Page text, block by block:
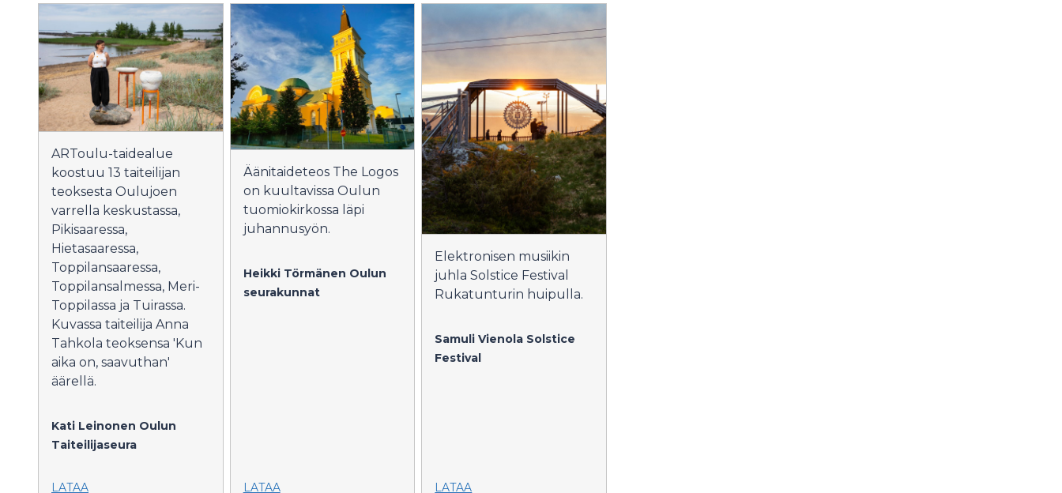
ARToulu-taidealue
koostuu 13 taiteilijan
teoksesta Oulujoen
varrella keskustassa,
Pikisaaressa,
Hietasaaressa,
Toppilansaaressa,
Toppilansalmessa, Meri-
Toppilassa ja Tuirassa.
Kuvassa taiteilija Anna
Tahkola teoksensa 'Kun
aika on, saavuthan'
äärellä.
Kati Leinonen Oulun
Taiteilijaseura
LATAA
Äänitaideteos The Logos
on kuultavissa Oulun
tuomiokirkossa läpi
juhannusyön.
Heikki Törmänen Oulun
seurakunnat
LATAA
Elektronisen musiikin
juhla Solstice Festival
Rukatunturin huipulla.
Samuli Vienola Solstice
Festival
LATAA